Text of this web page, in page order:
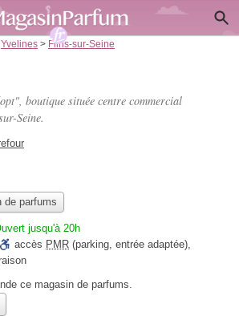
Yvelines > Flins-sur-Seine
boutique située centre commercial
Seine.
de parfums
jusqu'à 20h
accès PMR (parking, entrée adaptée),
ce magasin de parfums.